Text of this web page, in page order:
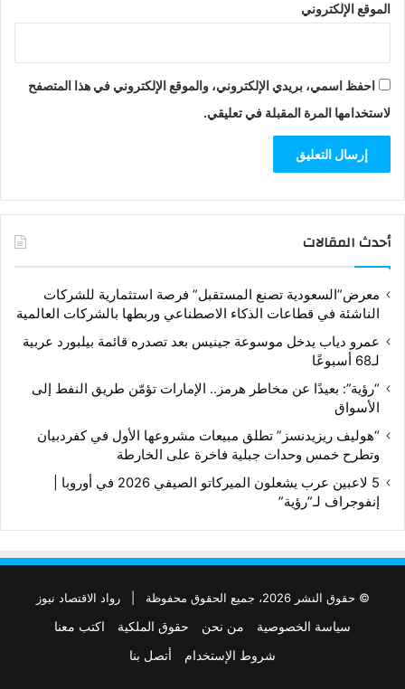
الموقع الإلكتروني
احفظ اسمي، بريدي الإلكتروني، والموقع الإلكتروني في هذا المتصفح
لاستخدامها المرة المقبلة في تعليقي.
أحدث المقالات
معرض”السعودية تصنع المستقبل” فرصة استثمارية للشركات
الناشئة في قطاعات الذكاء الاصطناعي وربطها بالشركات العالمية
عمرو دياب يدخل موسوعة جينيس بعد تصدره قائمة بيلبورد عربية
لـ68 أسبوعًا
“رؤية”: بعيدًا عن مخاطر هرمز.. الإمارات تؤمّن طريق النفط إلى
الأسواق
“هوليف ريزيدنسز” تطلق مبيعات مشروعها الأول في كفردبيان
وتطرح خمس وحدات جبلية فاخرة على الخارطة
5 لاعبين عرب يشعلون الميركاتو الصيفي 2026 في أوروبا |
إنفوجراف لـ”رؤية”
© حقوق النشر 2026، جميع الحقوق محفوظة | رواد الاقتصاد نيوز
سياسة الخصوصية من نحن حقوق الملكية
اكتب معنا
شروط الإستخدام
أتصل بنا